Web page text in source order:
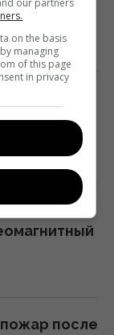
волосы:
1939
после
our partners
on the basis
managing
of this page
in privacy